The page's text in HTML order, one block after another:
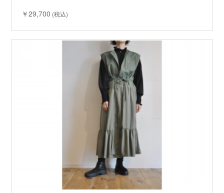
￥29,700 (税込)